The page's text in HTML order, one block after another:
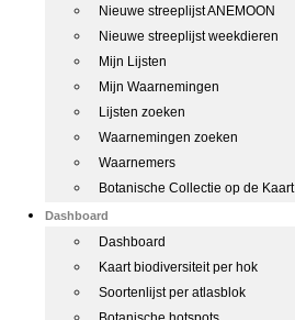
Nieuwe streeplijst ANEMOON
Nieuwe streeplijst weekdieren
Mijn Lijsten
Mijn Waarnemingen
Lijsten zoeken
Waarnemingen zoeken
Waarnemers
Botanische Collectie op de Kaart
Dashboard
Dashboard
Kaart biodiversiteit per hok
Soortenlijst per atlasblok